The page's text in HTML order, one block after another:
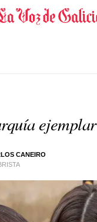
ejemplar
CANEIRO